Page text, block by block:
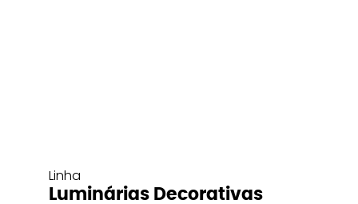
Linha
Luminárias Decorativas